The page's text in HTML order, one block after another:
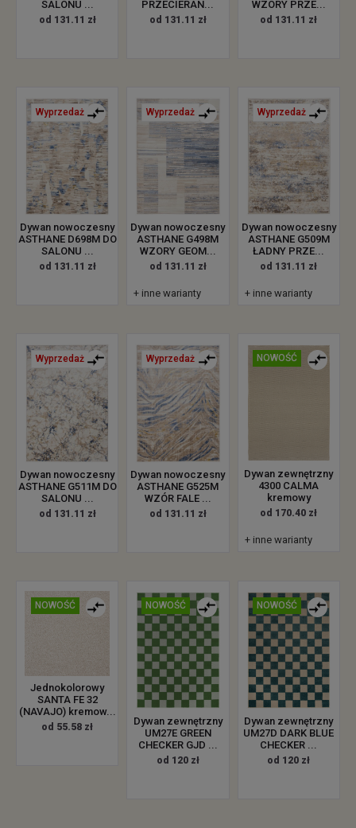
SALONU ...
od 131.11 zł
PRZECIERAN...
od 131.11 zł
WZORY PRZE...
od 131.11 zł
Wyprzedaż
Dywan nowoczesny
ASTHANE D698M DO
SALONU ...
od 131.11 zł
Wyprzedaż
Dywan nowoczesny
ASTHANE G498M
WZORY GEOM...
od 131.11 zł
+ inne warianty
Wyprzedaż
Dywan nowoczesny
ASTHANE G509M
ŁADNY PRZE...
od 131.11 zł
+ inne warianty
Wyprzedaż
Dywan nowoczesny
ASTHANE G511M DO
SALONU ...
od 131.11 zł
Wyprzedaż
Dywan nowoczesny
ASTHANE G525M
WZÓR FALE ...
od 131.11 zł
NOWOŚĆ
Dywan zewnętrzny
4300 CALMA
kremowy
od 170.40 zł
+ inne warianty
NOWOŚĆ
Jednokolorowy
SANTA FE 32
(NAVAJO) kremow...
od 55.58 zł
NOWOŚĆ
Dywan zewnętrzny
UM27E GREEN
CHECKER GJD ...
od 120 zł
NOWOŚĆ
Dywan zewnętrzny
UM27D DARK BLUE
CHECKER ...
od 120 zł